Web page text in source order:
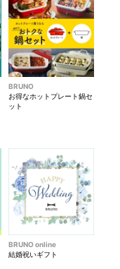
、加工するジェラー
上げるボンボンショ
者やシェフの情熱と
よりすぐりました。
クトなサイズで、持
BRUNO
お得なホットプレート鍋セ
ット
BRUNO online
結婚祝いギフト